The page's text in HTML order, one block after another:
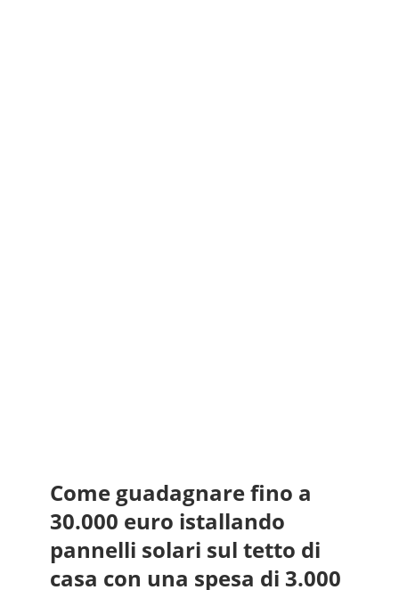
Come guadagnare fino a
30.000 euro istallando
pannelli solari sul tetto di
casa con una spesa di 3.000